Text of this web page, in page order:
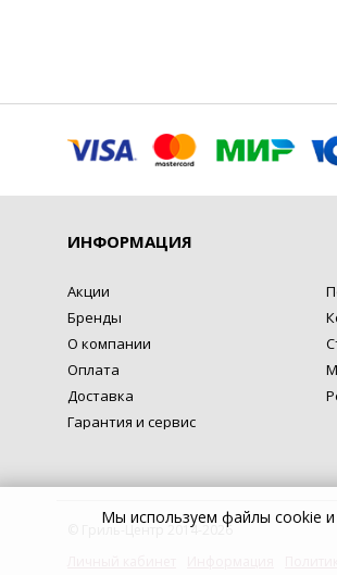
ИНФОРМАЦИЯ
Акции
Бренды
О компании
Оплата
Доставка
Гарантия и сервис
© Гриль-Центр 2014-2026
Мы используем файлы cookie